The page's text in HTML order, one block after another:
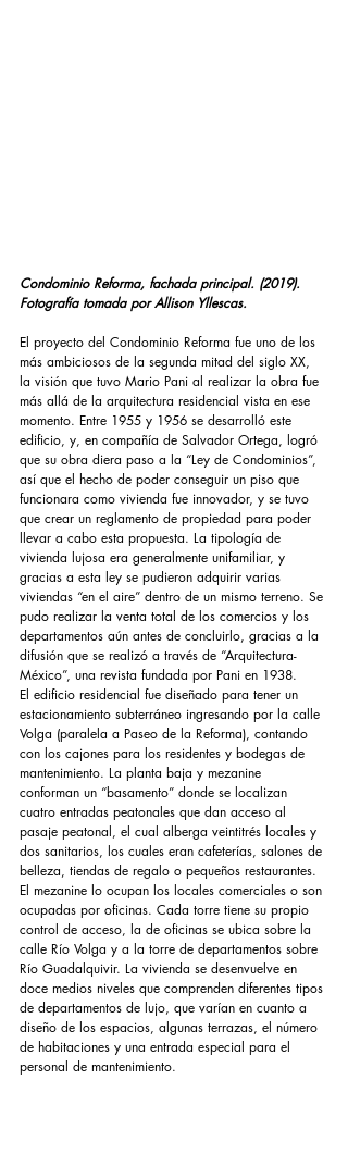
Condominio Reforma, fachada principal. (2019).
Fotografía tomada por Allison Yllescas.
El proyecto del Condominio Reforma fue uno de los
más ambiciosos de la segunda mitad del siglo XX,
la visión que tuvo Mario Pani al realizar la obra fue
más allá de la arquitectura residencial vista en ese
momento. Entre 1955 y 1956 se desarrolló este
edificio, y, en compañía de Salvador Ortega, logró
que su obra diera paso a la “Ley de Condominios”,
así que el hecho de poder conseguir un piso que
funcionara como vivienda fue innovador, y se tuvo
que crear un reglamento de propiedad para poder
llevar a cabo esta propuesta. La tipología de
vivienda lujosa era generalmente unifamiliar, y
gracias a esta ley se pudieron adquirir varias
viviendas “en el aire” dentro de un mismo terreno. Se
pudo realizar la venta total de los comercios y los
departamentos aún antes de concluirlo, gracias a la
difusión que se realizó a través de “Arquitectura-
México”, una revista fundada por Pani en 1938.
El edificio residencial fue diseñado para tener un
estacionamiento subterráneo ingresando por la calle
Volga (paralela a Paseo de la Reforma), contando
con los cajones para los residentes y bodegas de
mantenimiento. La planta baja y mezanine
conforman un “basamento” donde se localizan
cuatro entradas peatonales que dan acceso al
pasaje peatonal, el cual alberga veintitrés locales y
dos sanitarios, los cuales eran cafeterías, salones de
belleza, tiendas de regalo o pequeños restaurantes.
El mezanine lo ocupan los locales comerciales o son
ocupadas por oficinas. Cada torre tiene su propio
control de acceso, la de oficinas se ubica sobre la
calle Río Volga y a la torre de departamentos sobre
Río Guadalquivir. La vivienda se desenvuelve en
doce medios niveles que comprenden diferentes tipos
de departamentos de lujo, que varían en cuanto a
diseño de los espacios, algunas terrazas, el número
de habitaciones y una entrada especial para el
personal de mantenimiento.